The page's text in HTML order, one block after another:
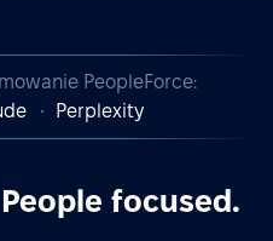
PeopleForce:
Perplexity
focused.